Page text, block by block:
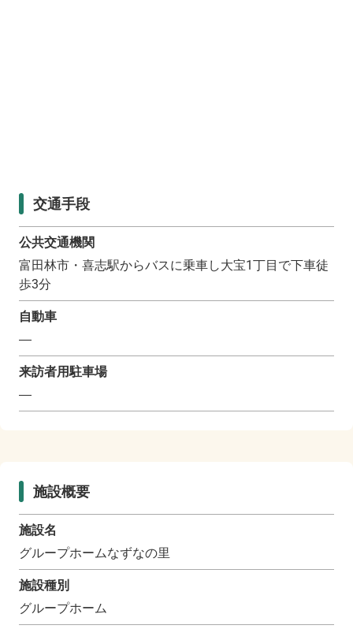
交通手段
公共交通機関
富田林市・喜志駅からバスに乗車し大宝1丁目で下車徒
歩3分
自動車
―
来訪者用駐車場
―
施設概要
施設名
グループホームなずなの里
施設種別
グループホーム